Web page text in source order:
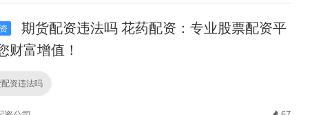
期货配资违法吗 花药配资：专业股票配资平
财富增值！
资违法吗